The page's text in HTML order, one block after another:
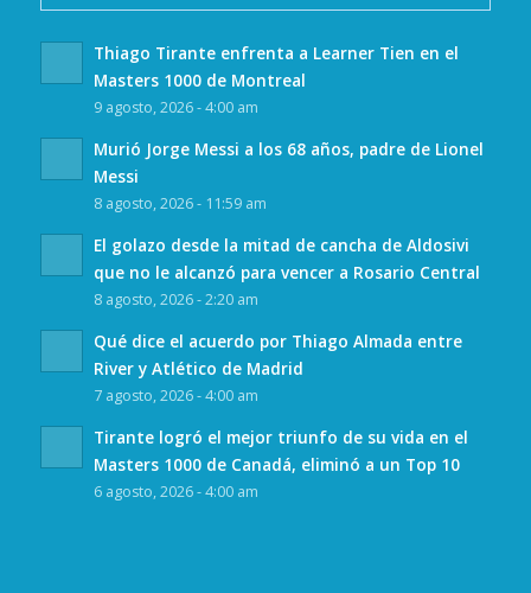
Thiago Tirante enfrenta a Learner Tien en el
Masters 1000 de Montreal
9 agosto, 2026 - 4:00 am
Murió Jorge Messi a los 68 años, padre de Lionel
Messi
8 agosto, 2026 - 11:59 am
El golazo desde la mitad de cancha de Aldosivi
que no le alcanzó para vencer a Rosario Central
8 agosto, 2026 - 2:20 am
Qué dice el acuerdo por Thiago Almada entre
River y Atlético de Madrid
7 agosto, 2026 - 4:00 am
Tirante logró el mejor triunfo de su vida en el
Masters 1000 de Canadá, eliminó a un Top 10
6 agosto, 2026 - 4:00 am